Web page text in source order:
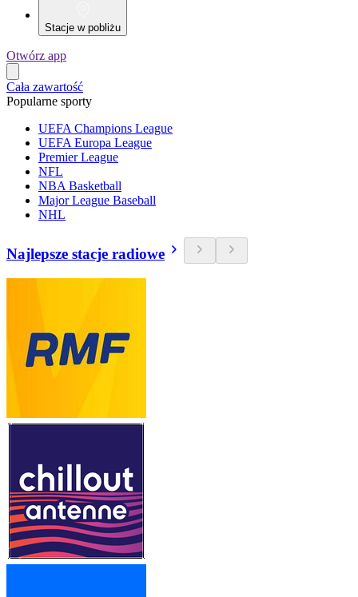
Stacje w pobliżu
Otwórz app
Cała zawartość
Popularne sporty
UEFA Champions League
UEFA Europa League
Premier League
NFL
NBA Basketball
Major League Baseball
NHL
Najlepsze stacje radiowe